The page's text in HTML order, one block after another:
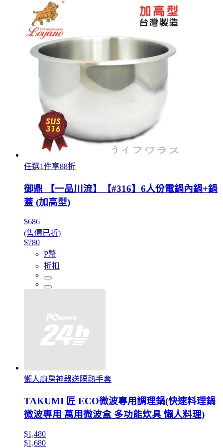
任選1件享88折
御鼎 【一品川流】【#316】6人份電鍋內鍋+鍋
蓋 (加高型)
$686
(售價已折)
$780
P幣
折扣
懶人廚房神器送隔熱手套
TAKUMI 匠 ECO微波專用調理鍋(快速料理鍋
微波專用 萬用微波盒 多功能炊具 懶人料理)
$1,480
$1,680